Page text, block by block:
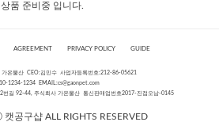
상품 준비중 입니다.
AGREEMENT PRIVACY POLICY GUIDE
가온물산 CEO:김민수 사업자등록번호:212-86-05621
1234-1234 EMAIL:cs@gaonpet.com
번길 92-44, 주식회사 가온물산 통신판매업번호2017-진접오남-0145
공구샵 ALL RIGHTS RESERVED